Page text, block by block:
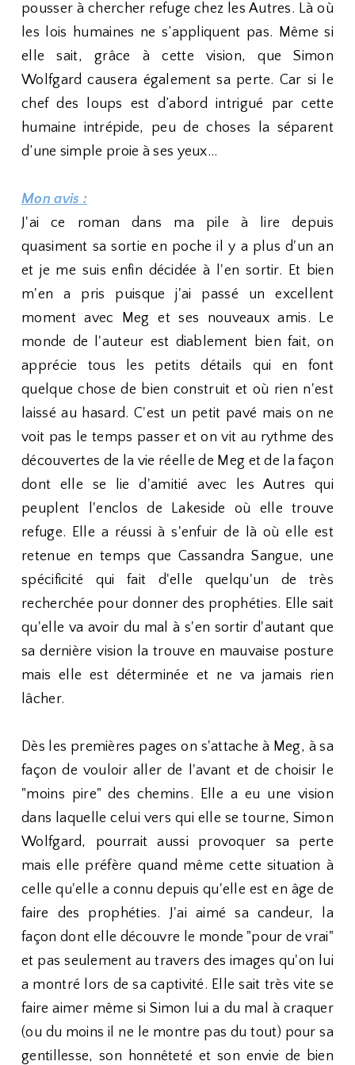
pousser à chercher refuge chez les Autres. Là où
les lois humaines ne s’appliquent pas. Même si
elle sait, grâce à cette vision, que Simon
Wolfgard causera également sa perte. Car si le
chef des loups est d’abord intrigué par cette
humaine intrépide, peu de choses la séparent
d’une simple proie à ses yeux…
Mon avis :
J'ai ce roman dans ma pile à lire depuis
quasiment sa sortie en poche il y a plus d'un an
et je me suis enfin décidée à l'en sortir. Et bien
m'en a pris puisque j'ai passé un excellent
moment avec Meg et ses nouveaux amis. Le
monde de l'auteur est diablement bien fait, on
apprécie tous les petits détails qui en font
quelque chose de bien construit et où rien n'est
laissé au hasard. C'est un petit pavé mais on ne
voit pas le temps passer et on vit au rythme des
découvertes de la vie réelle de Meg et de la façon
dont elle se lie d'amitié avec les Autres qui
peuplent l'enclos de Lakeside où elle trouve
refuge. Elle a réussi à s'enfuir de là où elle est
retenue en temps que Cassandra Sangue, une
spécificité qui fait d'elle quelqu'un de très
recherchée pour donner des prophéties. Elle sait
qu'elle va avoir du mal à s'en sortir d'autant que
sa dernière vision la trouve en mauvaise posture
mais elle est déterminée et ne va jamais rien
lâcher.
Dès les premières pages on s'attache à Meg, à sa
façon de vouloir aller de l'avant et de choisir le
"moins pire" des chemins. Elle a eu une vision
dans laquelle celui vers qui elle se tourne, Simon
Wolfgard, pourrait aussi provoquer sa perte
mais elle préfère quand même cette situation à
celle qu'elle a connu depuis qu'elle est en âge de
faire des prophéties. J'ai aimé sa candeur, la
façon dont elle découvre le monde "pour de vrai"
et pas seulement au travers des images qu'on lui
a montré lors de sa captivité. Elle sait très vite se
faire aimer même si Simon lui a du mal à craquer
(ou du moins il ne le montre pas du tout) pour sa
gentillesse, son honnêteté et son envie de bien